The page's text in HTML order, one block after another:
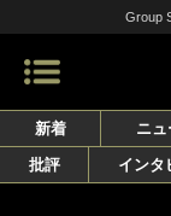
Group
新着 ニュ
批評
インタ